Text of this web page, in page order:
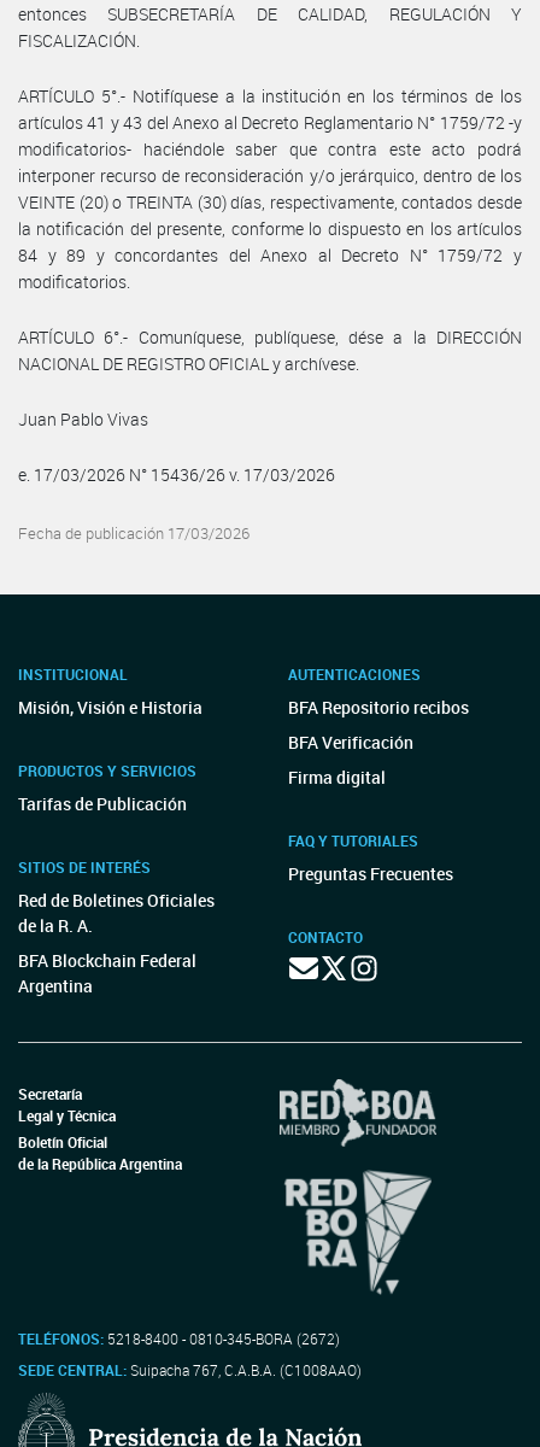
entonces SUBSECRETARÍA DE CALIDAD, REGULACIÓN Y
FISCALIZACIÓN.
ARTÍCULO 5°.- Notifíquese a la institución en los términos de los
artículos 41 y 43 del Anexo al Decreto Reglamentario N° 1759/72 -y
modificatorios- haciéndole saber que contra este acto podrá
interponer recurso de reconsideración y/o jerárquico, dentro de los
VEINTE (20) o TREINTA (30) días, respectivamente, contados desde
la notificación del presente, conforme lo dispuesto en los artículos
84 y 89 y concordantes del Anexo al Decreto N° 1759/72 y
modificatorios.
ARTÍCULO 6°.- Comuníquese, publíquese, dése a la DIRECCIÓN
NACIONAL DE REGISTRO OFICIAL y archívese.
Juan Pablo Vivas
e. 17/03/2026 N° 15436/26 v. 17/03/2026
Fecha de publicación 17/03/2026
INSTITUCIONAL
Misión, Visión e Historia
PRODUCTOS Y SERVICIOS
Tarifas de Publicación
SITIOS DE INTERÉS
Red de Boletines Oficiales
de la R. A.
BFA Blockchain Federal
Argentina
AUTENTICACIONES
BFA Repositorio recibos
BFA Verificación
Firma digital
FAQ Y TUTORIALES
Preguntas Frecuentes
CONTACTO
Secretaría
Legal y Técnica
Boletín Oficial
de la República Argentina
TELÉFONOS: 5218-8400 - 0810-345-BORA (2672)
SEDE CENTRAL:Suipacha 767, C.A.B.A. (C1008AAO)